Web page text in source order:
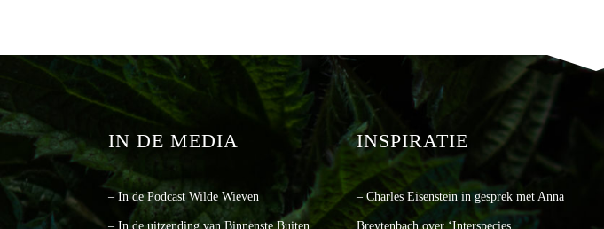
IN DE MEDIA
– In de Podcast Wilde Wieven
– In de uitzending van Binnenste Buiten
INSPIRATIE
– Charles Eisenstein in gesprek met Anna
Breytenbach over ‘Interspecies